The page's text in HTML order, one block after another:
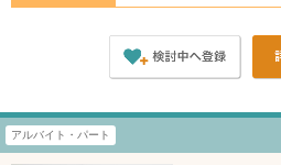
アルバイト・パート